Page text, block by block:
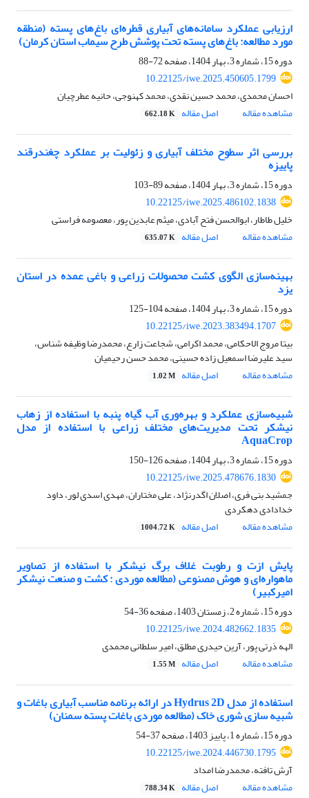
ارزیابی عملکرد سامانه‌های آبیاری قطره‌ای باغ‌های پسته (منطقه
مورد مطالعه: باغ‌های پسته تحت پوشش طرح سیماب استان کرمان)
دوره 15، شماره 3، بهار 1404، صفحه
72-88
10.22125/iwe.2025.450605.1799
احسان محمدی، محمد حسین نقدی، محمد کهنوجی، حانیه عطرچیان
مشاهده مقاله
اصل مقاله 662.18 K
بررسی اثر سطوح مختلف آبیاری و زئولیت بر عملکرد چغندرقند
پاییزه
دوره 15، شماره 3، بهار 1404، صفحه
89-103
10.22125/iwe.2025.486102.1838
خلیل طاطار، ابوالحسن فتح آبادی، میثم عابدین پور، معصومه فراستی
مشاهده مقاله
اصل مقاله 635.07 K
بهینه‌سازی الگوی کشت محصولات زراعی و باغی عمده در استان
یزد
دوره 15، شماره 3، بهار 1404، صفحه
104-125
10.22125/iwe.2023.383494.1707
بیتا مروج الاحکامی، محمد اکرامی، شجاعت زارع، محمدرضا وظیفه شناس،
سید علیرضا اسمعیل زاده حسینی، محمد حسن رحیمیان
مشاهده مقاله
اصل مقاله 1.02 M
شبیه‌سازی عملکرد و بهره‌وری آب گیاه پنبه با استفاده از زهاب
نیشکر تحت مدیریت‌های مختلف زراعی با استفاده از مدل
AquaCrop
دوره 15، شماره 3، بهار 1404، صفحه
126-150
10.22125/iwe.2025.478676.1830
جمشید بنی فری، اصلان اگدرنژاد، علی مختاران، مهدی اسدی لور، داود
خدادادی دهکردی
مشاهده مقاله
اصل مقاله 1004.72 K
پایش ازت و رطوبت غلاف برگ نیشکر با استفاده از تصاویر
ماهواره‌ای و هوش مصنوعی (مطالعه موردی : کشت و صنعت نیشکر
امیرکبیر)
دوره 15، شماره 2، زمستان 1403، صفحه
36-54
10.22125/iwe.2024.482662.1835
الهه ذرتی پور، آرین حیدری مطلق، امیر سلطانی محمدی
مشاهده مقاله
اصل مقاله 1.55 M
استفاده از مدل Hydrus 2D در ارائه برنامه مناسب آبیاری باغات و
شبیه سازی شوری خاک (مطالعه موردی باغات پسته سمنان)
دوره 15، شماره 1، پاییز 1403، صفحه
37-54
10.22125/iwe.2024.446730.1795
آرش تافته، محمدرضا امداد
مشاهده مقاله
اصل مقاله 788.34 K